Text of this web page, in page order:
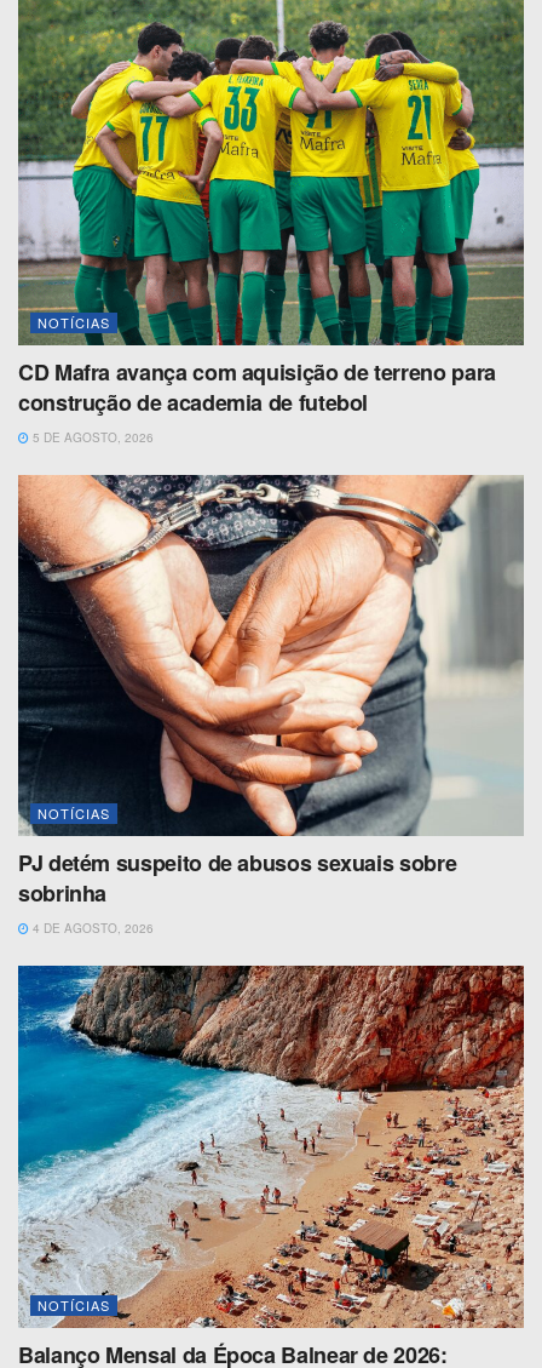
NOTÍCIAS
CD Mafra avança com aquisição de terreno para
construção de academia de futebol
5 DE AGOSTO, 2026
NOTÍCIAS
PJ detém suspeito de abusos sexuais sobre
sobrinha
4 DE AGOSTO, 2026
NOTÍCIAS
Balanço Mensal da Época Balnear de 2026: